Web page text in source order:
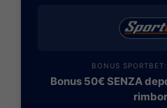
BONUS
Bonus 50€ SENZA